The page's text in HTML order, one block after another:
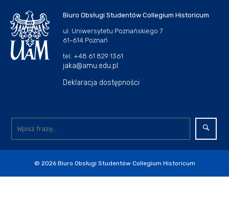
Biuro Obsługi Studentów Collegium Historicum
ul. Uniwersytetu Poznańskiego 7
61-614 Poznań
tel. +48 61 829 1361
jaka@amu.edu.pl
Deklaracja dostępności
© 2026 Biuro Obsługi Studentów Collegium Historicum